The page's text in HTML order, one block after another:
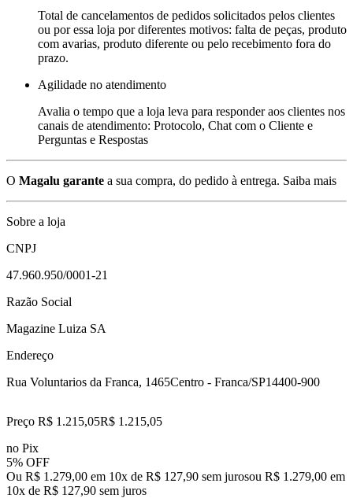
Total de cancelamentos de pedidos solicitados pelos clientes
ou por essa loja por diferentes motivos: falta de peças, produto
com avarias, produto diferente ou pelo recebimento fora do
prazo.
Agilidade no atendimento
Avalia o tempo que a loja leva para responder aos clientes nos
canais de atendimento: Protocolo, Chat com o Cliente e
Perguntas e Respostas
O Magalu garante a sua compra, do pedido à entrega. Saiba mais
Sobre a loja
CNPJ
47.960.950/0001-21
Razão Social
Magazine Luiza SA
Endereço
Rua Voluntarios da Franca, 1465Centro - Franca/SP14400-900
Preço R$ 1.215,05R$ 1.215,05
no Pix
5% OFF
Ou R$ 1.279,00 em 10x de R$ 127,90 sem jurosou R$ 1.279,00 em
10x de R$ 127,90 sem juros